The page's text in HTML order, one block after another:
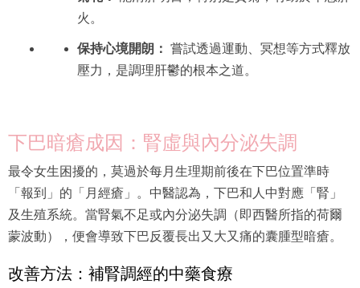
火。
保持心境開朗： 嘗試透過運動、冥想等方式釋放
壓力，是調理肝鬱的根本之道。
下巴暗瘡成因：腎虛與內分泌失調
最令女生困擾的，莫過於每月生理期前後在下巴位置準時
「報到」的「月經瘡」。中醫認為，下巴和人中對應「腎」
及生殖系統。當腎氣不足或內分泌失調（即西醫所指的荷爾
蒙波動），便會導致下巴反覆長出又大又痛的囊腫型暗瘡。
改善方法：補腎調經的中藥食療